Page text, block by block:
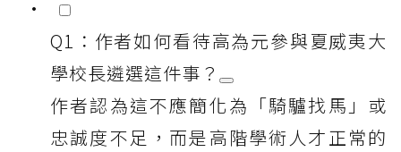
Q1：作者如何看待高為元參與夏威夷大
學校長遴選這件事？
作者認為這不應簡化為「騎驢找馬」或
忠誠度不足，而是高階學術人才正常的